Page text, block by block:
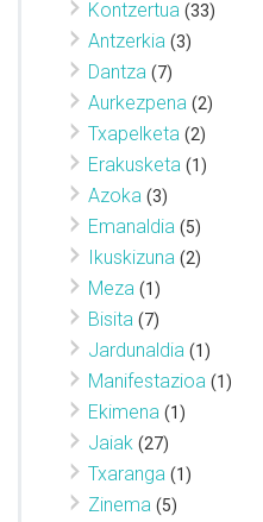
Kontzertua (33)
Antzerkia (3)
Dantza (7)
Aurkezpena (2)
Txapelketa (2)
Erakusketa (1)
Azoka (3)
Emanaldia (5)
Ikuskizuna (2)
Meza (1)
Bisita (7)
Jardunaldia (1)
Manifestazioa (1)
Ekimena (1)
Jaiak (27)
Txaranga (1)
Zinema (5)